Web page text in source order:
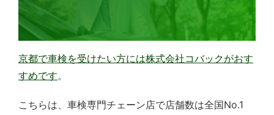
京都で車検を受けたい方には株式会社コバックがおす
すめです。
こちらは、車検専門チェーン店で店舗数は全国No.1